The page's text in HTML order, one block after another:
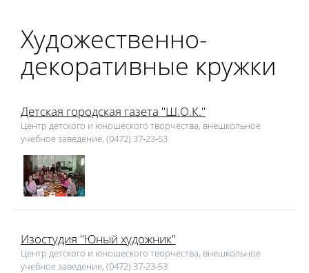
Художественно-
декоративные кружки
Детская городская газета "Ш.О.К."
Центр детского и юношеского творчества, внешкольное
учебное заведение, (0472) 37‑23‑53
Изостудия "Юный художник"
Центр детского и юношеского творчества, внешкольное
учебное заведение, (0472) 37‑23‑53